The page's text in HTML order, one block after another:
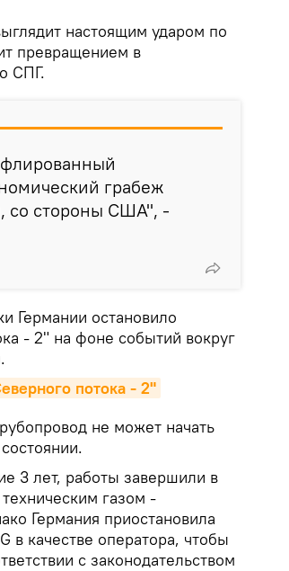
настоящим ударом по
превращением в
СПГ.
грабеж
со стороны США", -
Германии остановило
- 2" на фоне событий вокруг
потока - 2"
не может начать
3 лет, работы завершили в
газом -
Германия приостановила
в качестве оператора, чтобы
с законодательством